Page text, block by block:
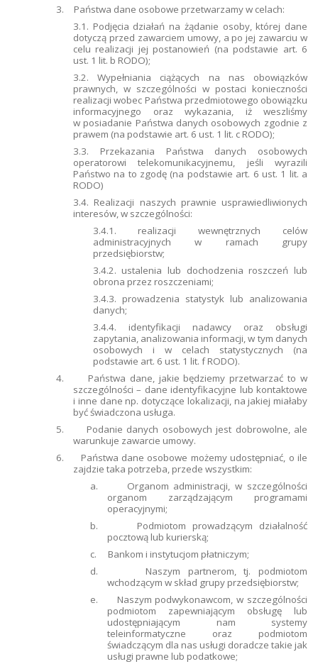
3.
Państwa dane osobowe przetwarzamy w celach:
3.1. Podjęcia działań na żądanie osoby, której dane
dotyczą przed zawarciem umowy, a po jej zawarciu w
celu realizacji jej postanowień (na podstawie art. 6
ust. 1 lit. b RODO);
3.2. Wypełniania ciążących na nas obowiązków
prawnych, w szczególności w postaci konieczności
realizacji wobec Państwa przedmiotowego obowiązku
informacyjnego oraz wykazania, iż weszliśmy
w posiadanie Państwa danych osobowych zgodnie z
prawem (na podstawie art. 6 ust. 1 lit. c RODO);
3.3. Przekazania Państwa danych osobowych
operatorowi telekomunikacyjnemu, jeśli wyrazili
Państwo na to zgodę (na podstawie art. 6 ust. 1 lit. a
RODO)
3.4. Realizacji naszych prawnie usprawiedliwionych
interesów, w szczególności:
3.4.1. realizacji wewnętrznych celów
administracyjnych w ramach grupy
przedsiębiorstw;
3.4.2. ustalenia lub dochodzenia roszczeń lub
obrona przez roszczeniami;
3.4.3. prowadzenia statystyk lub analizowania
danych;
3.4.4. identyfikacji nadawcy oraz obsługi
zapytania, analizowania informacji, w tym danych
osobowych i w celach statystycznych (na
podstawie art. 6 ust. 1 lit. f RODO).
4.
Państwa dane, jakie będziemy przetwarzać to w
szczególności – dane identyfikacyjne lub kontaktowe
i inne dane np. dotyczące lokalizacji, na jakiej miałaby
być świadczona usługa.
5.
Podanie danych osobowych jest dobrowolne, ale
warunkuje zawarcie umowy.
6.
Państwa dane osobowe możemy udostępniać, o ile
zajdzie taka potrzeba, przede wszystkim:
a.
Organom administracji, w szczególności
organom zarządzającym programami
operacyjnymi;
b.
Podmiotom prowadzącym działalność
pocztową lub kurierską;
c.
Bankom i instytucjom płatniczym;
d.
Naszym partnerom, tj. podmiotom
wchodzącym w skład grupy przedsiębiorstw;
e.
Naszym podwykonawcom, w szczególności
podmiotom zapewniającym obsługę lub
udostępniającym nam systemy
teleinformatyczne oraz podmiotom
świadczącym dla nas usługi doradcze takie jak
usługi prawne lub podatkowe;